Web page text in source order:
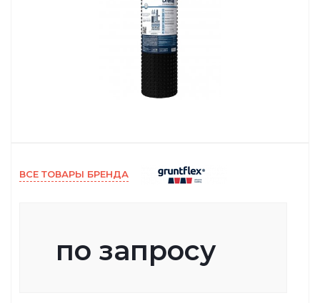
ВСЕ ТОВАРЫ БРЕНДА
по запросу